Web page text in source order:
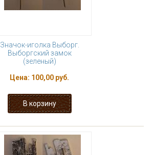
Значок-иголка Выборг.
Выборгский замок
(зеленый)
Цена: 100,00 руб.